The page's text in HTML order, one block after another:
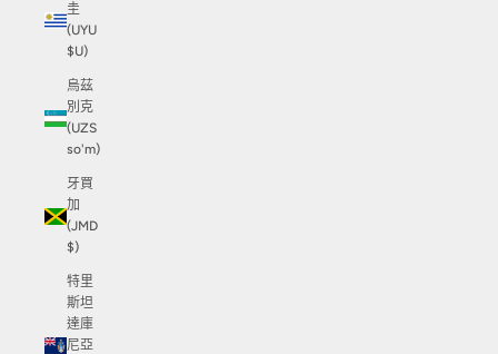
圭
(UYU
$U)
烏茲
別克
(UZS
so'm)
牙買
加
(JMD
$)
特里
斯坦
達庫
尼亞